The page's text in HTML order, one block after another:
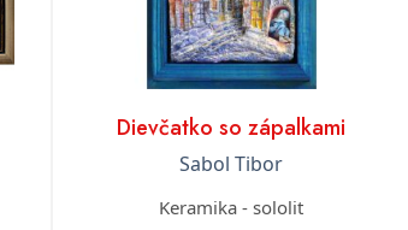
Dievčatko so zápalkami
Sabol Tibor
Keramika - sololit